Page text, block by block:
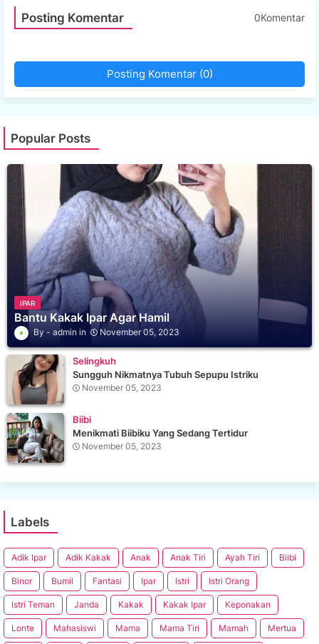
Posting Komentar 0Komentar
Posting Komentar (0)
Popular Posts
IPAR
Bantu Kakak Ipar Agar Hamil
admin November 05, 2023
Selingkuh
Sungguh Nikmatnya Tubuh Sepupu Istriku
November 05, 2023
Biibi
Menikmati Biibiku Yang Sedang Tertidur
November 05, 2023
Labels
Adik Ipar Adik Kakak Anak Anak Tiri Ayah Tiri Biibi
Binor Bumil Fantasi Ipar Istri Istri Orang
Istri Teman Janda Kakak Kakak Ipar Keponakan
Lonte Mahasiswi Mama Mama Tiri Mamah Mertua